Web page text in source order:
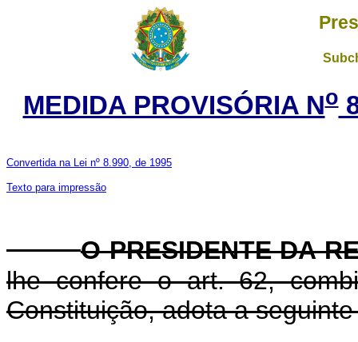
MEDIDA PROVISÓRIA No
Convertida na Lei nº 8.990, de 1995
Texto para impressão
O PRESIDENTE DA
lhe confere o art. 62,
Constituição, adota a